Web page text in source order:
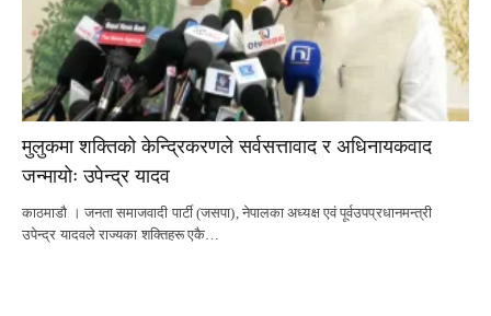
मुलुकमा शक्तिको केन्द्रिकरणले सर्वसत्तावाद र अधिनायकवाद
जन्मायोः उपेन्द्र यादव
काठमाडौ । जनता समाजवादी पार्टी (जसपा), नेपालका अध्यक्ष एवं पूर्वउपप्रधानमन्त्री
उपेन्द्र यादवले राज्यका शक्तिहरू एकै…